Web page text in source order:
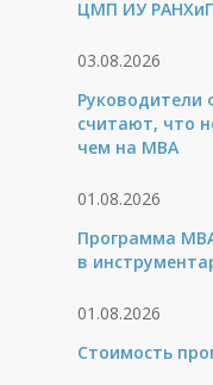
ЦМП ИУ
03.08.2026
считают, что
чем на МВА
01.08.2026
Программа
в
01.08.2026
Стоимость